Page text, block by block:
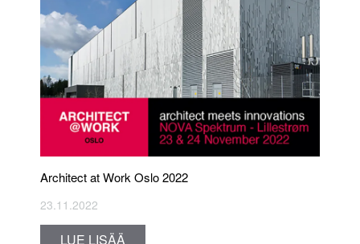
Architect at Work Oslo 2022
23.11.2022
LUE LISÄÄ